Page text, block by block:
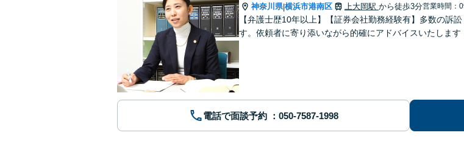
神奈川県|横浜市港南区 上大岡駅 から徒歩3分営業時間：
【弁護士歴10年以上】【証券会社勤務経験有】多数の訴
す。依頼者に寄り添いながら的確にアドバイスいたしま
電話で面談予約